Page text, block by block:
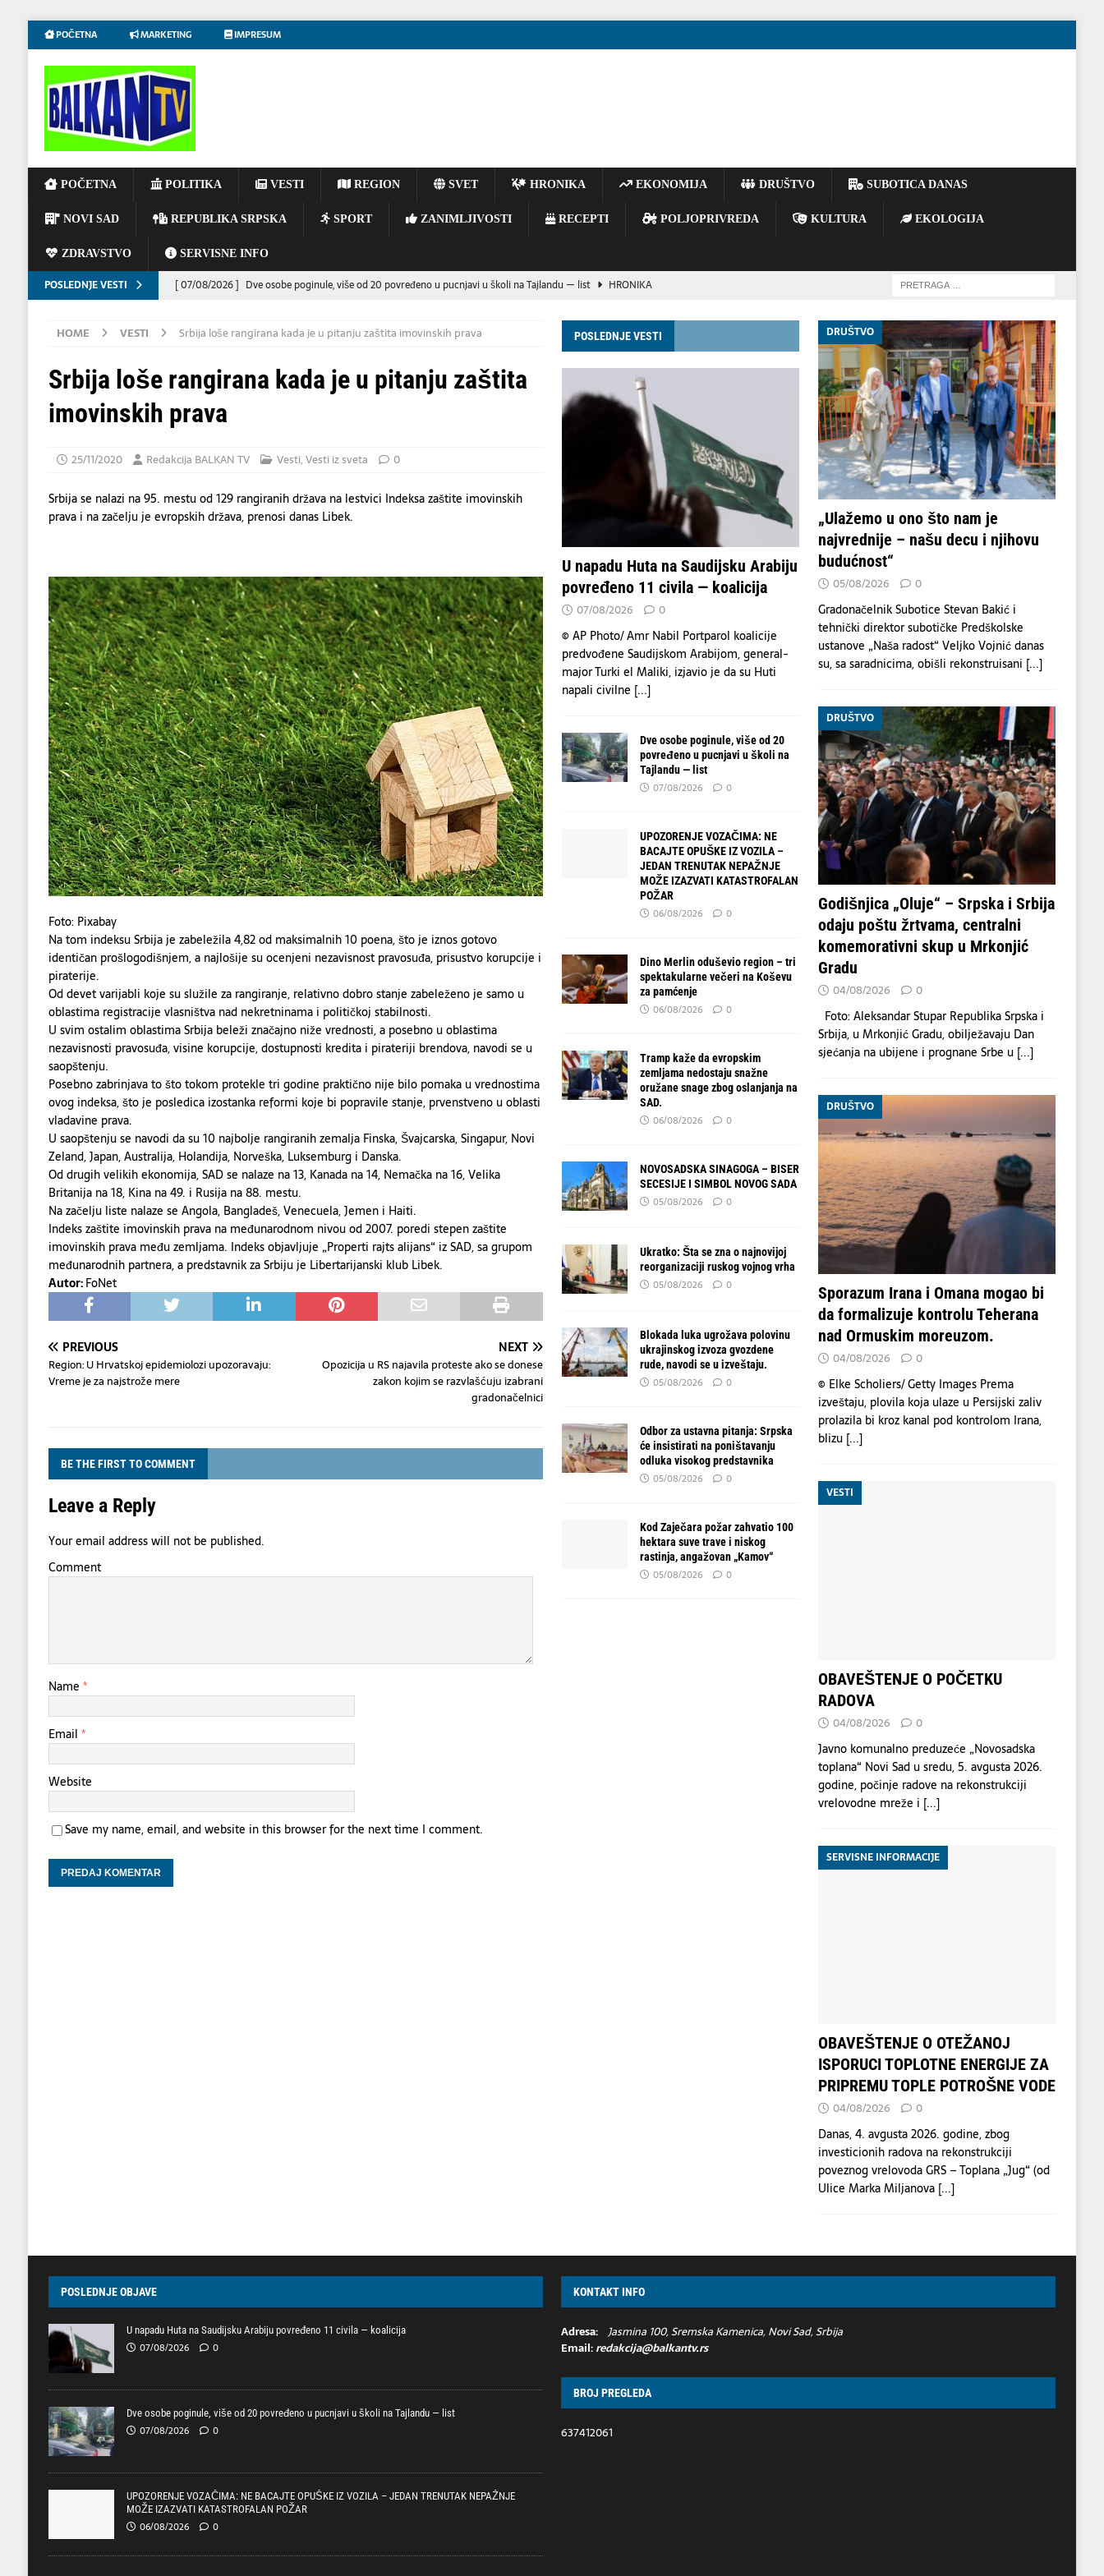
POČETNA MARKETING IMPRESUM
POČETNA POLITIKA VESTI REGION SVET HRONIKA EKONOMIJA DRUŠTVO SUBOTICA DANAS
NOVI SAD REPUBLIKA SRPSKA SPORT ZANIMLJIVOSTI RECEPTI POLJOPRIVREDA KULTURA EKOLOGIJA
ZDRAVSTVO SERVISNE INFO
POSLEDNJE VESTI [ 07/08/2026 ] Dve osobe poginule, više od 20 povređeno u pucnjavi u školi na Tajlandu — list
HRONIKA
IZAZVATI KATASTROFALAN POŽAR
EKOLOGIJA
[ 06/08/2026 ]
Dino Merlin oduševio region – tri spektakularne večeri na Koševu za pamćenje
KULTURA
[ 06/08/2026 ]
Tramp kaže da evropskim zemljama nedostaju snažne oružane snage zbog oslanjanja na SAD.
[ 07/08/2026 ]
HOME VESTI Srbija loše rangirana kada je u pitanju zaštita imovinskih prava
Srbija loše rangirana kada je u pitanju zaštita
imovinskih prava
25/11/2020 Redakcija BALKAN TV Vesti,Vesti iz sveta 0
Srbija se nalazi na 95. mestu od 129 rangiranih država na lestvici Indeksa zaštite imovinskih
prava i na začelju je evropskih država, prenosi danas Libek.
Foto: Pixabay
Na tom indeksu Srbija je zabeležila 4,82 od maksimalnih 10 poena, što je iznos gotovo
identičan prošlogodišnjem, a najlošije su ocenjeni nezavisnost pravosuđa, prisustvo korupcije i
piraterije.
Od devet varijabli koje su služile za rangiranje, relativno dobro stanje zabeleženo je samo u
oblastima registracije vlasništva nad nekretninama i političkoj stabilnosti.
U svim ostalim oblastima Srbija beleži značajno niže vrednosti, a posebno u oblastima
nezavisnosti pravosuđa, visine korupcije, dostupnosti kredita i pirateriji brendova, navodi se u
saopštenju.
Posebno zabrinjava to što tokom protekle tri godine praktično nije bilo pomaka u vrednostima
ovog indeksa, što je posledica izostanka reformi koje bi popravile stanje, prvenstveno u oblasti
vladavine prava.
U saopštenju se navodi da su 10 najbolje rangiranih zemalja Finska, Švajcarska, Singapur, Novi
Zeland, Japan, Australija, Holandija, Norveška, Luksemburg i Danska.
Od drugih velikih ekonomija, SAD se nalaze na 13, Kanada na 14, Nemačka na 16, Velika
Britanija na 18, Kina na 49. i Rusija na 88. mestu.
Na začelju liste nalaze se Angola, Bangladeš, Venecuela, Jemen i Haiti.
Indeks zaštite imovinskih prava na međunarodnom nivou od 2007. poredi stepen zaštite
imovinskih prava među zemljama. Indeks objavljuje „Properti rajts alijans“ iz SAD, sa grupom
međunarodnih partnera, a predstavnik za Srbiju je Libertarijanski klub Libek.
Autor:FoNet
PREVIOUS
Region: U Hrvatskoj epidemiolozi upozoravaju:
Vreme je za najstrože mere
NEXT
Opozicija u RS najavila proteste ako se donese
zakon kojim se razvlašćuju izabrani
gradonačelnici
BE THE FIRST TO COMMENT
Leave a Reply
Your email address will not be published.
Comment
Name *
Email *
Website
Save my name, email, and website in this browser for the next time I comment.
POSLEDNJE VESTI
U napadu Huta na Saudijsku Arabiju
povređeno 11 civila — koalicija
07/08/2026 0
© AP Photo/ Amr Nabil Portparol koalicije
predvođene Saudijskom Arabijom, general-
major Turki el Maliki, izjavio je da su Huti
napali civilne [...]
Dve osobe poginule, više od 20
povređeno u pucnjavi u školi na
Tajlandu — list
07/08/2026 0
UPOZORENJE VOZAČIMA: NE
BACAJTE OPUŠKE IZ VOZILA –
JEDAN TRENUTAK NEPAŽNJE
MOŽE IZAZVATI KATASTROFALAN
POŽAR
06/08/2026 0
Dino Merlin oduševio region – tri
spektakularne večeri na Koševu
za pamćenje
06/08/2026 0
Tramp kaže da evropskim
zemljama nedostaju snažne
oružane snage zbog oslanjanja na
SAD.
06/08/2026 0
NOVOSADSKA SINAGOGA – BISER
SECESIJE I SIMBOL NOVOG SADA
05/08/2026 0
Ukratko: Šta se zna o najnovijoj
reorganizaciji ruskog vojnog vrha
05/08/2026 0
Blokada luka ugrožava polovinu
ukrajinskog izvoza gvozdene
rude, navodi se u izveštaju.
05/08/2026 0
Odbor za ustavna pitanja: Srpska
će insistirati na poništavanju
odluka visokog predstavnika
05/08/2026 0
Kod Zaječara požar zahvatio 100
hektara suve trave i niskog
rastinja, angažovan „Kamov“
05/08/2026 0
DRUŠTVO
„Ulažemo u ono što nam je
najvrednije – našu decu i njihovu
budućnost“
05/08/2026 0
Gradonačelnik Subotice Stevan Bakić i
tehnički direktor subotičke Predškolske
ustanove „Naša radost“ Veljko Vojnić danas
su, sa saradnicima, obišli rekonstruisani [...]
DRUŠTVO
Godišnjica „Oluje“ – Srpska i Srbija
odaju poštu žrtvama, centralni
komemorativni skup u Mrkonjić
Gradu
04/08/2026 0
Foto: Aleksandar Stupar Republika Srpska i
Srbija, u Mrkonjić Gradu, obilježavaju Dan
sjećanja na ubijene i prognane Srbe u [...]
DRUŠTVO
Sporazum Irana i Omana mogao bi
da formalizuje kontrolu Teherana
nad Ormuskim moreuzom.
04/08/2026 0
© Elke Scholiers/ Getty Images Prema
izveštaju, plovila koja ulaze u Persijski zaliv
prolazila bi kroz kanal pod kontrolom Irana,
blizu [...]
VESTI
OBAVEŠTENJE O POČETKU
RADOVA
04/08/2026 0
Javno komunalno preduzeće „Novosadska
toplana“ Novi Sad u sredu, 5. avgusta 2026.
godine, počinje radove na rekonstrukciji
vrelovodne mreže i [...]
SERVISNE INFORMACIJE
OBAVEŠTENJE O OTEŽANOJ
ISPORUCI TOPLOTNE ENERGIJE ZA
PRIPREMU TOPLE POTROŠNE VODE
04/08/2026 0
Danas, 4. avgusta 2026. godine, zbog
investicionih radova na rekonstrukciji
poveznog vrelovoda GRS – Toplana „Jug“ (od
Ulice Marka Miljanova [...]
POSLEDNJE OBJAVE
U napadu Huta na Saudijsku Arabiju povređeno 11 civila — koalicija
07/08/2026 0
Dve osobe poginule, više od 20 povređeno u pucnjavi u školi na Tajlandu — list
07/08/2026 0
UPOZORENJE VOZAČIMA: NE BACAJTE OPUŠKE IZ VOZILA – JEDAN TRENUTAK NEPAŽNJE
MOŽE IZAZVATI KATASTROFALAN POŽAR
06/08/2026 0
KONTAKT INFO
Adresa: Jasmina 100, Sremska Kamenica, Novi Sad, Srbija
Email:redakcija@balkantv.rs
BROJ PREGLEDA
637412061